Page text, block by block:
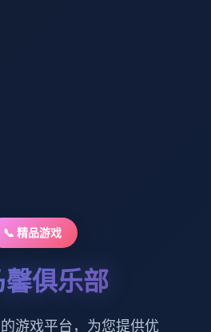
📞 精品游戏
馨俱乐部
游戏平台，为您提供优